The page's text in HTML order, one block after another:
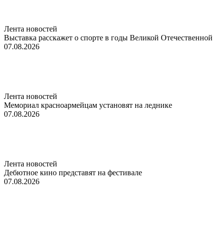
Лента новостей
Выставка расскажет о спорте в годы Великой Отечественной
07.08.2026
Лента новостей
Мемориал красноармейцам установят на леднике
07.08.2026
Лента новостей
Дебютное кино представят на фестивале
07.08.2026